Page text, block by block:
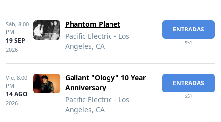
Sáb, 8:00
PM
19 SEP
2026
Phantom Planet
Pacific Electric - Los
Angeles, CA
ENTRADAS
$51
Vie, 8:00
PM
14 AGO
2026
Gallant "Ology" 10 Year
Anniversary
Pacific Electric - Los
Angeles, CA
ENTRADAS
$51